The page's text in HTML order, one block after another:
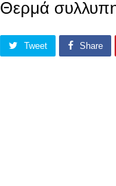
Θερμά
Tweet Share